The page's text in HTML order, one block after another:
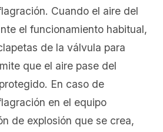
Cuando el aire del
el funcionamiento habitual,
de la válvula para
que el aire pase del
En caso de
en el equipo
de explosión que se crea,